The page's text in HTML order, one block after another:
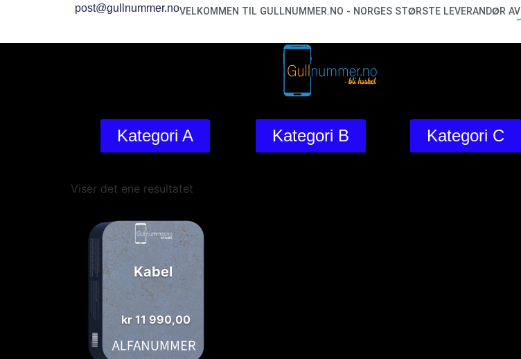
post@gullnummer.noVELKOMMEN TIL GULLNUMMER.NO - NORGES STØRSTE LEVERANDØR AV
Kategori A Kategori B Kategori C
Viser det ene resultatet
Kabel
kr11 990,00